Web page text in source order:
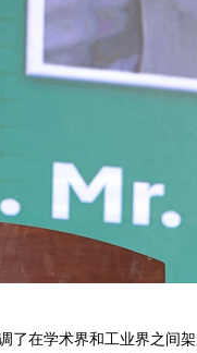
了在学术界和工业界之间